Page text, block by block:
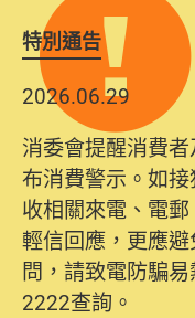
特別通告
2026.06.29
消委會提醒消費
布消費警示。如
收相關來電、電
輕信回應，更應
問，請致電防騙
2222查詢。
2025.10.31
為提升使用者體
系統已經進行升
10日起，消費者
名、電郵及電話
詢及建議。所有
方便日後作出跟進。